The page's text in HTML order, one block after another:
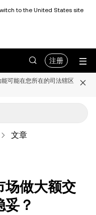
to the United States site
注册
可能在您所在的司法辖区
文章
场做大额交
？